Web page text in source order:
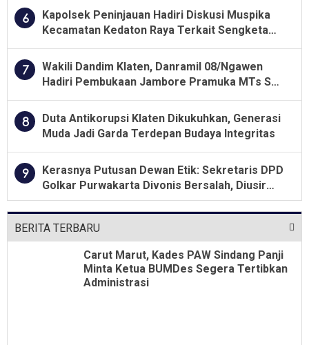
6
Kapolsek Peninjauan Hadiri Diskusi Muspika
Kecamatan Kedaton Raya Terkait Sengketa
7
Wakili Dandim Klaten, Danramil 08/Ngawen
Hadiri Pembukaan Jambore Pramuka MTs Se-
8
Duta Antikorupsi Klaten Dikukuhkan, Generasi
Muda Jadi Garda Terdepan Budaya Integritas
9
Kerasnya Putusan Dewan Etik: Sekretaris DPD
Golkar Purwakarta Divonis Bersalah, Diusir
Dari Jabatan Selama Empat Tahun
BERITA TERBARU
Carut Marut, Kades PAW Sindang Panji
Minta Ketua BUMDes Segera Tertibkan
Administrasi